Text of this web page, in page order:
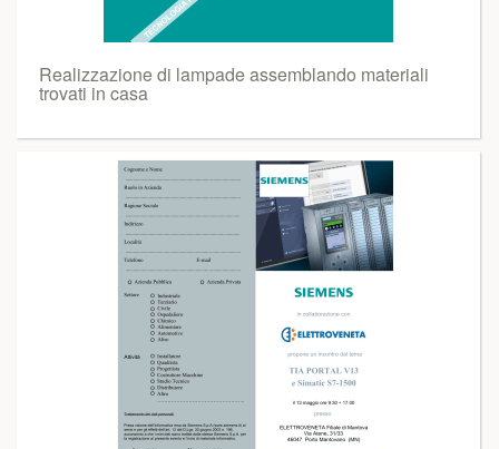
Realizzazione di lampade assemblando materiali
trovati in casa